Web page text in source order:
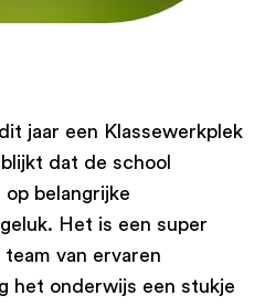
jaar een Klassewerkplek
dat de school
belangrijke
Het is een super
van ervaren
het onderwijs een stukje